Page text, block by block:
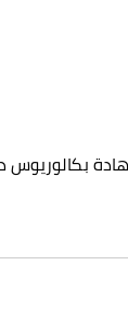
بكالوريوس